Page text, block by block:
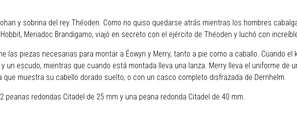
y sobrina del rey Théoden. Como no quiso quedarse atrás mientras los hombres
Meriadoc Brandigamo, viajó en secreto con el ejército de Théoden y luchó con
las piezas necesarias para montar a Éowyn y Merry, tanto a pie como a caballo. Cuando
un escudo, mientras que cuando está montada lleva una lanza. Merry lleva el uniforme de
que muestra su cabello dorado suelto, o con un casco completo disfrazada de Dernhelm.
redondas Citadel de 25 mm y una peana redonda Citadel de 40 mm.